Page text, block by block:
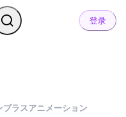
登录
ブラスアニメーション